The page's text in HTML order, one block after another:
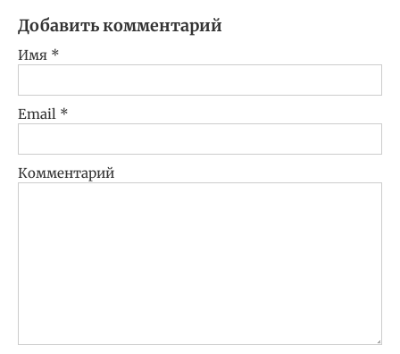
Добавить комментарий
Имя *
Email *
Комментарий